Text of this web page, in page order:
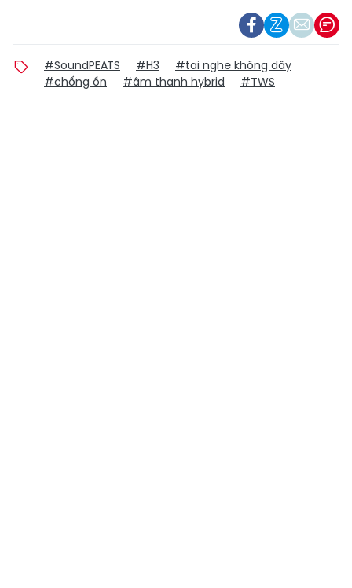
#SoundPEATS #H3
#tai nghe không dây
#chống ồn
#âm thanh hybrid #TWS